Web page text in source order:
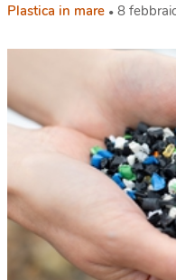
Plastica in mare 8